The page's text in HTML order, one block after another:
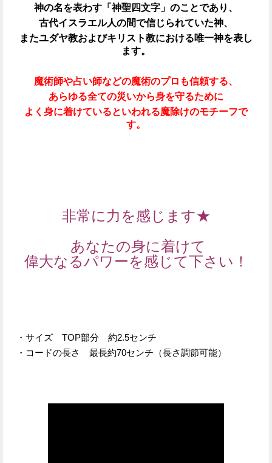
神の名を表わす「神聖四文字」のことであり、
古代イスラエル人の間で信じられていた神、
またユダヤ教およびキリスト教における唯一神を表し
ます。
魔術師や占い師などの魔術のプロも信頼する、
あらゆる全ての災いから身を守るために
よく身に着けているといわれる魔除けのモチーフで
す。
非常に力を感じます★
あなたの身に着けて
偉大なるパワーを感じて下さい！
・サイズ TOP部分 約2.5センチ
・コードの長さ 最長約70センチ（長さ調節可能）